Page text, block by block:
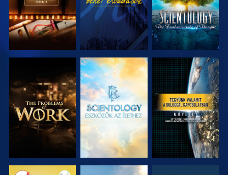
A SOROZAT
RÉSZEI
A SOROZAT
RÉSZEI
MŰSORNÉZÉS